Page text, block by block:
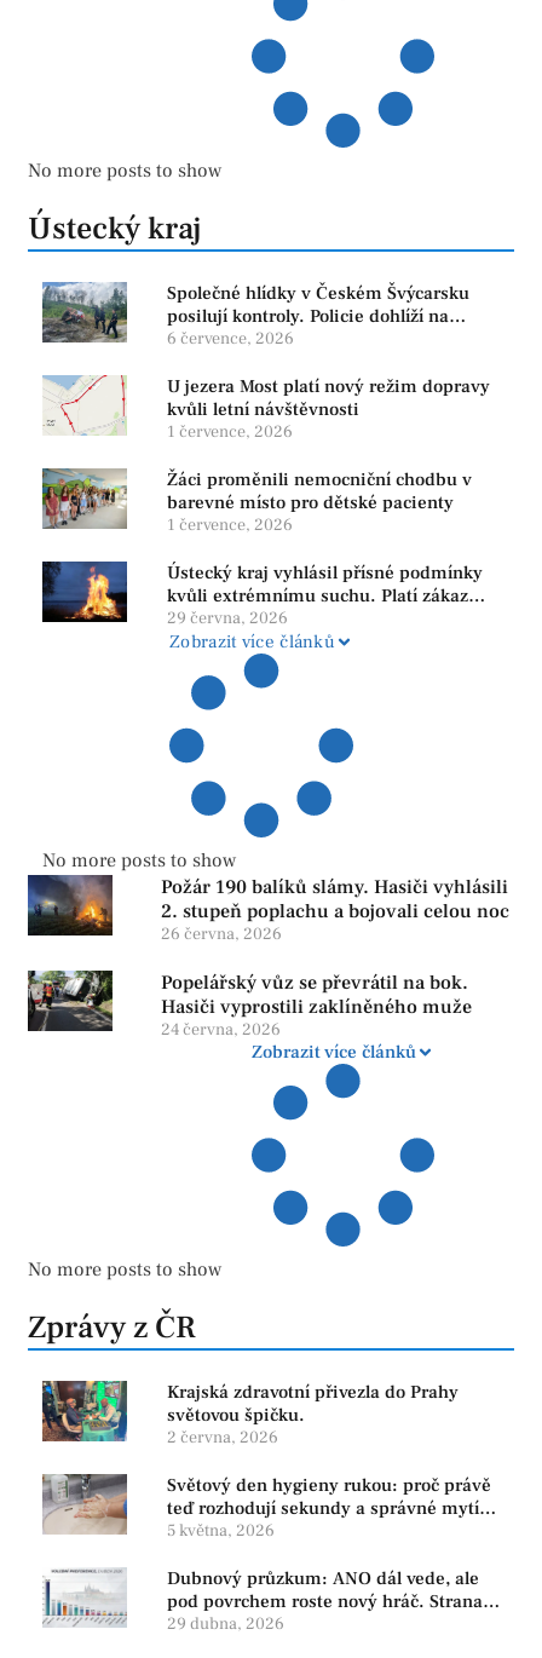
No more posts to show
Ústecký kraj
Společné hlídky v Českém Švýcarsku
posilují kontroly. Policie dohlíží na
bezpečnost i ochranu přírody
6 července, 2026
U jezera Most platí nový režim dopravy
kvůli letní návštěvnosti
1 července, 2026
Žáci proměnili nemocniční chodbu v
barevné místo pro dětské pacienty
1 července, 2026
Ústecký kraj vyhlásil přísné podmínky
kvůli extrémnímu suchu. Platí zákaz
ohňů i pyrotechniky
29 června, 2026
Zobrazit více článků
No more posts to show
Požár 190 balíků slámy. Hasiči vyhlásili
2. stupeň poplachu a bojovali celou noc
26 června, 2026
Popelářský vůz se převrátil na bok.
Hasiči vyprostili zaklíněného muže
24 června, 2026
Zobrazit více článků
No more posts to show
Zprávy z ČR
Krajská zdravotní přivezla do Prahy
světovou špičku.
2 června, 2026
Světový den hygieny rukou: proč právě
teď rozhodují sekundy a správné mytí
rukou
5 května, 2026
Dubnový průzkum: ANO dál vede, ale
pod povrchem roste nový hráč. Strana
PRO se drží nejvýš mezi menšími
29 dubna, 2026